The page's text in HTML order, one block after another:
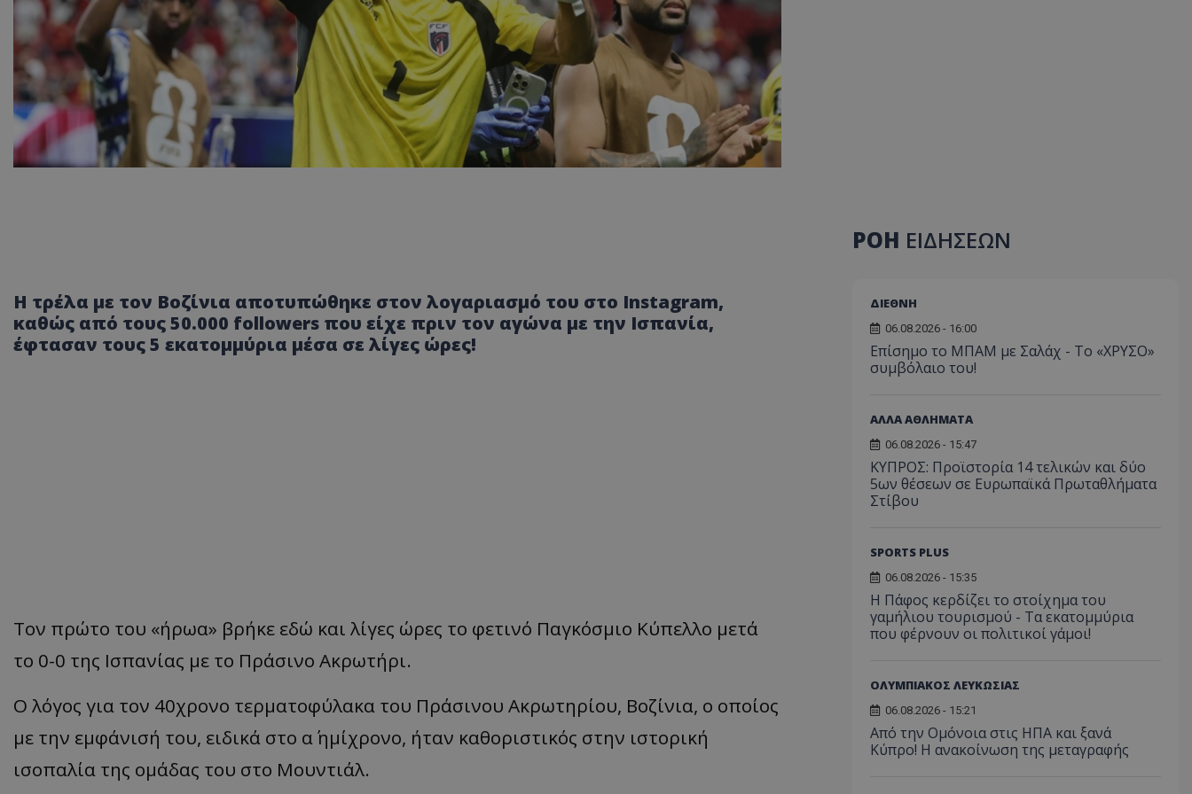
Η τρέλα με τον Βοζίνια αποτυπώθηκε στον λογαριασμό του στο Instagram,
καθώς από τους 50.000 followers που είχε πριν τον αγώνα με την Ισπανία,
έφτασαν τους 5 εκατομμύρια μέσα σε λίγες ώρες!
Τον πρώτο του «ήρωα» βρήκε εδώ και λίγες ώρες το φετινό Παγκόσμιο Κύπελλο μετά
το 0-0 της Ισπανίας με το Πράσινο Ακρωτήρι.
Ο λόγος για τον 40χρονο τερματοφύλακα του Πράσινου Ακρωτηρίου, Βοζίνια, ο οποίος
με την εμφάνισή του, ειδικά στο α΄ ημίχρονο, ήταν καθοριστικός στην ιστορική
ισοπαλία της ομάδας του στο Μουντιάλ.
ΡΟΗ ΕΙΔΗΣΕΩΝ
ΔΙΕΘΝΗ
06.08.2026 - 16:00
Επίσημο το ΜΠΑΜ με Σαλάχ - Το «ΧΡΥΣΟ»
συμβόλαιο του!
ΑΛΛΑ ΑΘΛΗΜΑΤΑ
06.08.2026 - 15:47
ΚΥΠΡΟΣ: Προϊστορία 14 τελικών και δύο
5ων θέσεων σε Ευρωπαϊκά Πρωταθλήματα
Στίβου
SPORTS PLUS
06.08.2026 - 15:35
Η Πάφος κερδίζει το στοίχημα του
γαμήλιου τουρισμού - Τα εκατομμύρια
που φέρνουν οι πολιτικοί γάμοι!
ΟΛΥΜΠΙΑΚΟΣ ΛΕΥΚΩΣΙΑΣ
06.08.2026 - 15:21
Από την Ομόνοια στις ΗΠΑ και ξανά
Κύπρο! Η ανακοίνωση της μεταγραφής